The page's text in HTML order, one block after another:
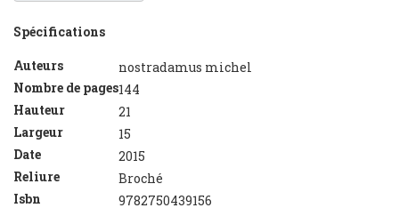
Spécifications
Auteurs
nostradamus michel
Nombre de pages144
Hauteur
21
Largeur
15
Date
2015
Reliure
Broché
Isbn
9782750439156